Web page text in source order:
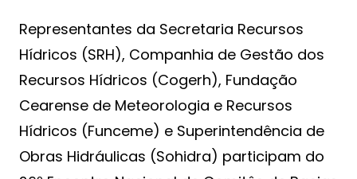
Representantes da Secretaria Recursos
Hídricos (SRH), Companhia de Gestão dos
Recursos Hídricos (Cogerh), Fundação
Cearense de Meteorologia e Recursos
Hídricos (Funceme) e Superintendência de
Obras Hidráulicas (Sohidra) participam do